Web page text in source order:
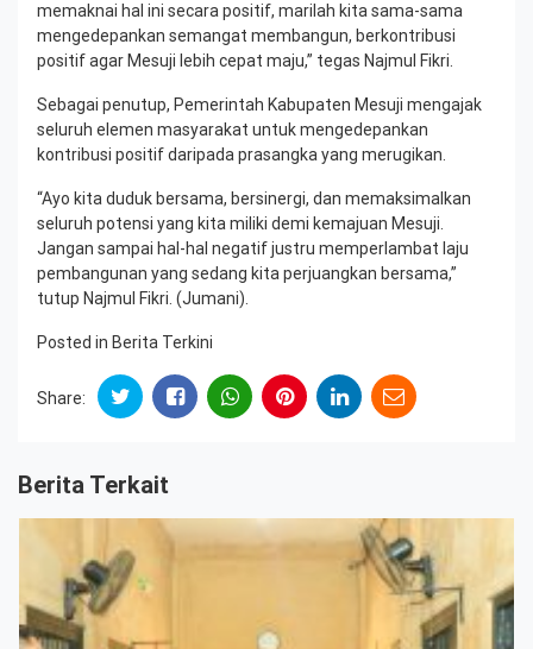
memaknai hal ini secara positif, marilah kita sama-sama
mengedepankan semangat membangun, berkontribusi
positif agar Mesuji lebih cepat maju,” tegas Najmul Fikri.
Sebagai penutup, Pemerintah Kabupaten Mesuji mengajak
seluruh elemen masyarakat untuk mengedepankan
kontribusi positif daripada prasangka yang merugikan.
“Ayo kita duduk bersama, bersinergi, dan memaksimalkan
seluruh potensi yang kita miliki demi kemajuan Mesuji.
Jangan sampai hal-hal negatif justru memperlambat laju
pembangunan yang sedang kita perjuangkan bersama,”
tutup Najmul Fikri. (Jumani).
Posted in Berita Terkini
Share:
Berita Terkait